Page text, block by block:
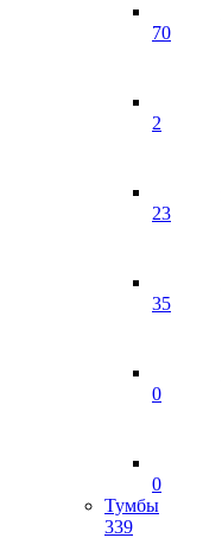
70
2
23
35
0
0
Тумбы
339